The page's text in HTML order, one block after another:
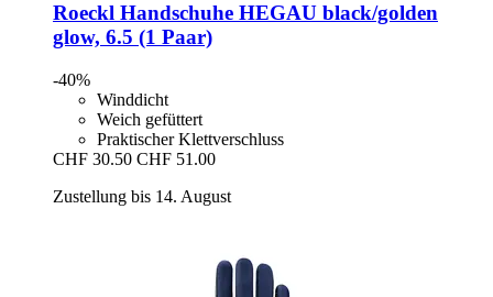
Roeckl Handschuhe HEGAU black/golden
glow, 6.5 (1 Paar)
-40%
Winddicht
Weich gefüttert
Praktischer Klettverschluss
CHF 30.50 CHF 51.00
Zustellung bis 14. August